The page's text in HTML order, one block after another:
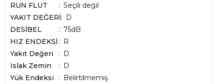
RUN FLUT
Seçili değil
YAKIT DEĞERİ
D
DESİBEL
75dB
HIZ ENDEKSİ
R
Yakıt Değeri
D
Islak Zemin
D
Yük Endeksi
Belirtilmemiş